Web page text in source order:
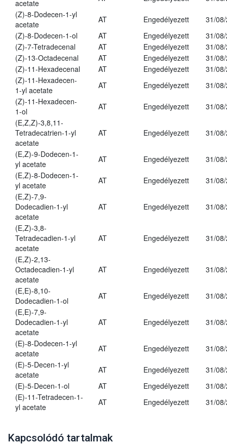
acetate
(Z)-8-Dodecen-1-yl
acetate
AT Engedélyezett
31/
(Z)-8-Dodecen-1-ol
AT Engedélyezett
31/
(Z)-7-Tetradecenal
AT Engedélyezett
31/
(Z)-13-Octadecenal
AT Engedélyezett
31/
(Z)-11-Hexadecenal
AT Engedélyezett
31/
(Z)-11-Hexadecen-
1-yl acetate
AT Engedélyezett
31/
(Z)-11-Hexadecen-
1-ol
AT Engedélyezett
31/
(E,Z,Z)-3,8,11-
Tetradecatrien-1-yl
acetate
AT Engedélyezett 31/
(E,Z)-9-Dodecen-1-
yl acetate
AT Engedélyezett
31/
(E,Z)-8-Dodecen-1-
yl acetate
AT Engedélyezett
31/
(E,Z)-7,9-
Dodecadien-1-yl
acetate
AT Engedélyezett 31/
(E,Z)-3,8-
Tetradecadien-1-yl
acetate
AT Engedélyezett 31/
(E,Z)-2,13-
Octadecadien-1-yl
acetate
AT Engedélyezett 31/
(E,E)-8,10-
Dodecadien-1-ol
AT Engedélyezett
31/
(E,E)-7,9-
Dodecadien-1-yl
acetate
AT Engedélyezett 31/
(E)-8-Dodecen-1-yl
acetate
AT Engedélyezett
31/
(E)-5-Decen-1-yl
acetate
AT Engedélyezett
31/
(E)-5-Decen-1-ol
AT Engedélyezett
31/
(E)-11-Tetradecen-1-
yl acetate
AT Engedélyezett 31/
Kapcsolódó tartalmak